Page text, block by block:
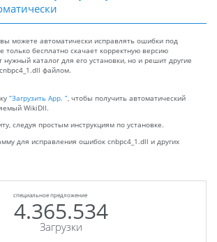
можете автоматически исправлять ошибки под
только бесплатно скачает корректную версию
каталог для его установки, но и решит другие
файлом.
“Загрузить App. ”, чтобы получить автоматический
WikiDll.
следуя простым инструкциям по установке.
для исправления ошибок cnbpc4_1.dll и других
специальное предложение
4.365.534
Загрузки